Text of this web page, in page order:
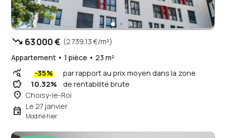
trending_down 63 000 € (2 739,13 €/m²)
Appartement • 1 pièce • 23 m²
query_stats -35% par rapport au prix moyen dans la zone
savings 10.32% de rentabilité brute
place Choisy-le-Roi
event Le 27 janvier
Modifié hier